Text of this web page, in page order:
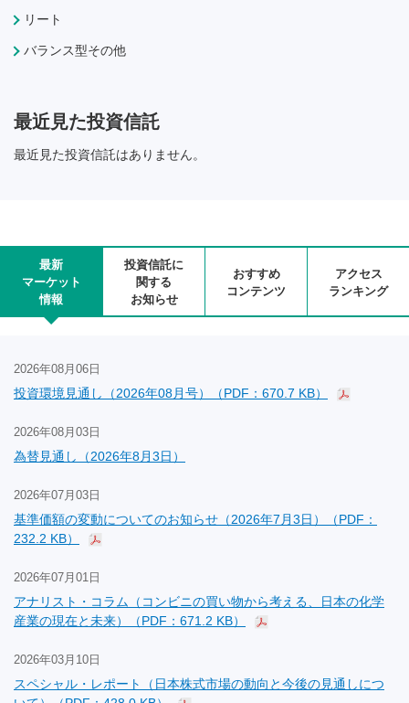
リート
バランス型その他
最近見た投資信託
最近見た投資信託はありません。
最新
マーケット
情報
投資信託に
関する
お知らせ
おすすめ
コンテンツ
アクセス
ランキング
2026年08月06日
投資環境見通し（2026年08月号）（PDF：670.7 KB）
2026年08月03日
為替見通し（2026年8月3日）
2026年07月03日
基準価額の変動についてのお知らせ（2026年7月3日）（PDF：
232.2 KB）
2026年07月01日
アナリスト・コラム（コンビニの買い物から考える、日本の化学
産業の現在と未来）（PDF：671.2 KB）
2026年03月10日
スペシャル・レポート（日本株式市場の動向と今後の見通しにつ